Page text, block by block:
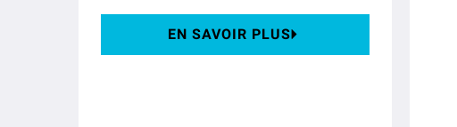
EN SAVOIR PLUS